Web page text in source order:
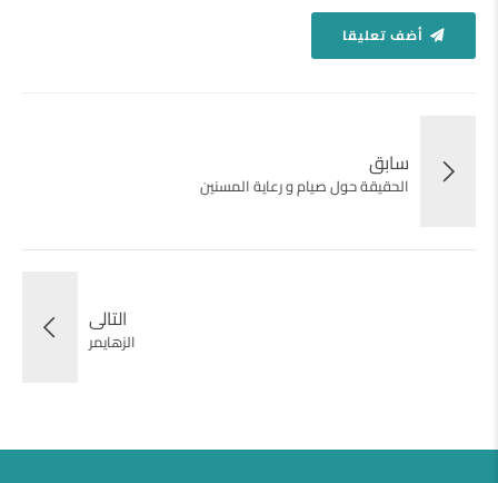
أضف تعليقا
سابق
الحقيقة حول صيام و رعاية المسنين
التالى
الزهايمر